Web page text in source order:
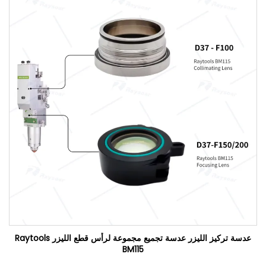
عدسة تركيز الليزر عدسة تجميع مجموعة لرأس قطع الليزر Raytools
BM115